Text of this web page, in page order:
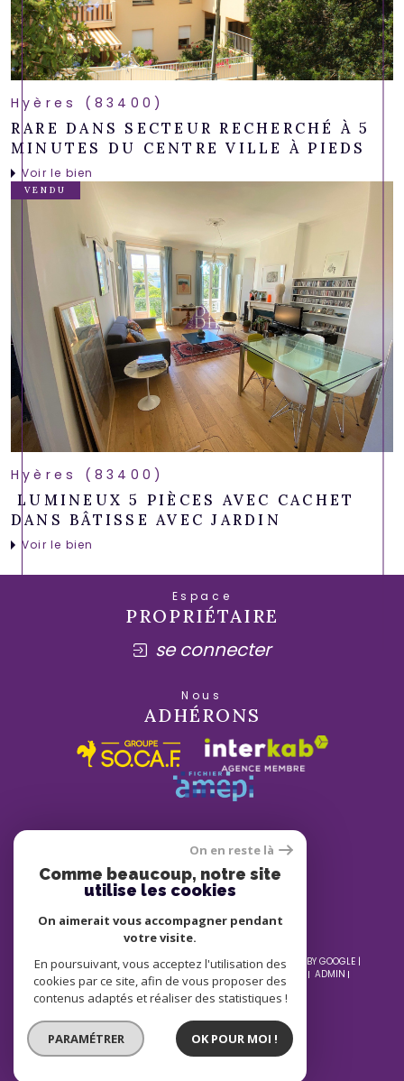
Hyères (83400)
RARE DANS SECTEUR RECHERCHÉ À 5
MINUTES DU CENTRE VILLE À PIEDS
Voir le bien
VENDU
Hyères (83400)
LUMINEUX 5 PIÈCES AVEC CACHET
DANS BÂTISSE AVEC JARDIN
Voir le bien
Espace
PROPRIÉTAIRE
se connecter
Nous
ADHÉRONS
© 2026 | TOUS DROITS RÉSERVÉS | TRADUCTION POWERED BY GOOGLE |
NOS HONORAIRES
PLAN DU SITE MENTIONS LÉGALES
ADMIN
NOS LIENS
POLITIQUE RGPD COOKIES
On en reste là
Comme beaucoup, notre site
utilise les cookies
On aimerait vous accompagner pendant
votre visite.
En poursuivant, vous acceptez l'utilisation des
cookies par ce site, afin de vous proposer des
contenus adaptés et réaliser des statistiques !
PARAMÉTRER OK POUR MOI !